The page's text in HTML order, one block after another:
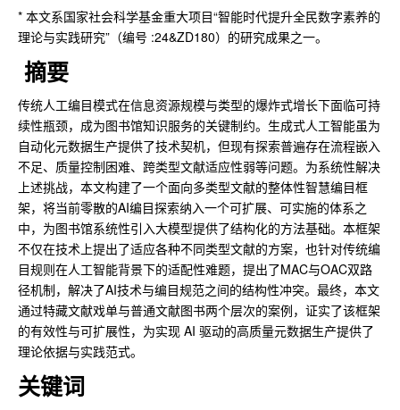
* 本文系国家社会科学基金重大项目“智能时代提升全民数字素养的
理论与实践研究”（编号 :24&ZD180）的研究成果之一。
摘要
传统人工编目模式在信息资源规模与类型的爆炸式增长下面临可持
续性瓶颈，成为图书馆知识服务的关键制约。生成式人工智能虽为
自动化元数据生产提供了技术契机，但现有探索普遍存在流程嵌入
不足、质量控制困难、跨类型文献适应性弱等问题。为系统性解决
上述挑战，本文构建了一个面向多类型文献的整体性智慧编目框
架，将当前零散的AI编目探索纳入一个可扩展、可实施的体系之
中，为图书馆系统性引入大模型提供了结构化的方法基础。本框架
不仅在技术上提出了适应各种不同类型文献的方案，也针对传统编
目规则在人工智能背景下的适配性难题，提出了MAC与OAC双路
径机制，解决了AI技术与编目规范之间的结构性冲突。最终，本文
通过特藏文献戏单与普通文献图书两个层次的案例，证实了该框架
的有效性与可扩展性，为实现 AI 驱动的高质量元数据生产提供了
理论依据与实践范式。
关键词